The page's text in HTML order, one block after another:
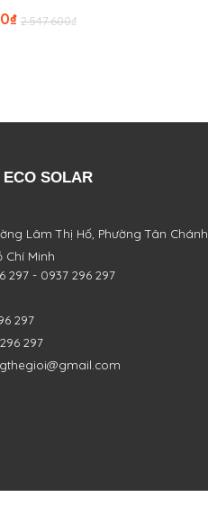
₫
2.547.600
₫
SOLAR
Lâm Thị Hố, PhườngTân Chánh
Chí Minh
297 - 0937 296 297
297
297